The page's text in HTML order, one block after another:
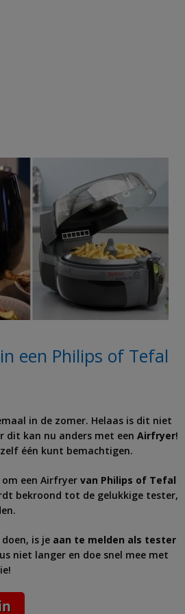
een Philips of Tefal
in de zomer. Helaas is dit niet
dit kan nu anders met een Airfryer!
één kunt bemachtigen.
om een Airfryer van Philips of Tefal
bekroond tot de gelukkige tester,
is je aan te melden als tester
niet langer en doe snel mee met